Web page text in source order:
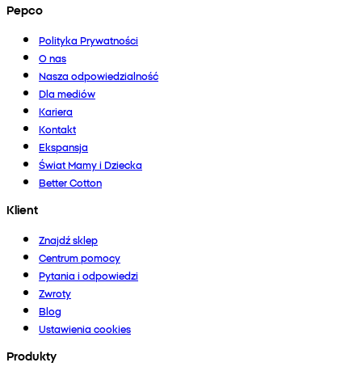
Pepco
Polityka Prywatności
O nas
Nasza odpowiedzialność
Dla mediów
Kariera
Kontakt
Ekspansja
Świat Mamy i Dziecka
Better Cotton
Klient
Znajdź sklep
Centrum pomocy
Pytania i odpowiedzi
Zwroty
Blog
Ustawienia cookies
Produkty